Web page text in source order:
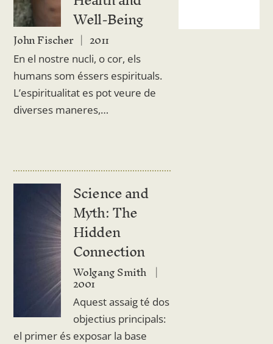
Well-Being
John Fischer 2011
En el nostre nucli, o cor, els
humans som éssers espirituals.
L’espiritualitat es pot veure de
diverses maneres,…
Science and
Myth: The
Hidden
Connection
Wolgang Smith
2001
Aquest assaig té dos
objectius principals:
el primer és exposar la base